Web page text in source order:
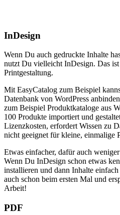
InDesign
Wenn Du auch gedruckte Inhalte
nutzt Du vielleicht InDesign. Das
Printgestaltung.
Mit EasyCatalog zum Beispiel
Datenbank von WordPress
zum Beispiel Produktkataloge aus
100 Produkte importiert und
Lizenzkosten, erfordert Wissen zu
nicht geeignet für kleine, einmalige
Etwas einfacher, dafür auch
Wenn Du InDesign schon etwas
installieren und dann Inhalte
auch schon beim ersten Mal und
Arbeit!
PDF